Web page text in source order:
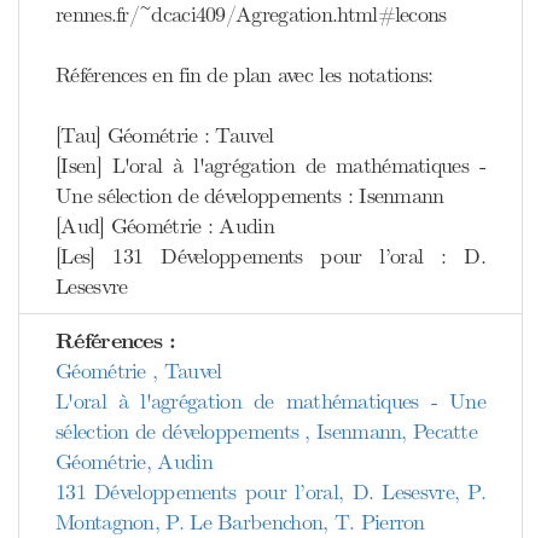
rennes.fr/~dcaci409/Agregation.html#lecons
Références en fin de plan avec les notations:
[Tau] Géométrie : Tauvel
[Isen] L'oral à l'agrégation de mathématiques -
Une sélection de développements : Isenmann
[Aud] Géométrie : Audin
[Les] 131 Développements pour l’oral : D.
Lesesvre
Références :
Géométrie , Tauvel
L'oral à l'agrégation de mathématiques - Une
sélection de développements , Isenmann, Pecatte
Géométrie, Audin
131 Développements pour l’oral, D. Lesesvre, P.
Montagnon, P. Le Barbenchon, T. Pierron